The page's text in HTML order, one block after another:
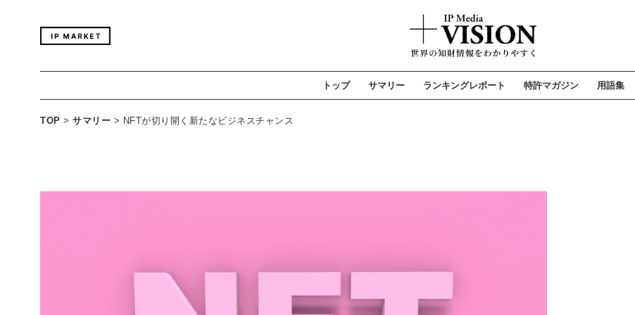
トップ サマリー ランキングレポート 特許マガジン 用語集
TOP > サマリー > NFTが切り開く新たなビジネスチャンス